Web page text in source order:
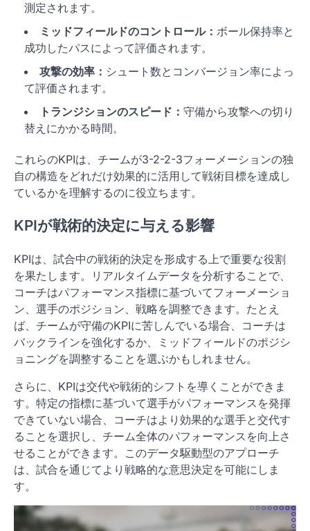
測定されます。
ミッドフィールドのコントロール： ボール保持率と
成功したパスによって評価されます。
攻撃の効率： シュート数とコンバージョン率によっ
て評価されます。
トランジションのスピード： 守備から攻撃への切り
替えにかかる時間。
これらのKPIは、チームが3-2-2-3フォーメーションの独
自の構造をどれだけ効果的に活用して戦術目標を達成し
ているかを理解するのに役立ちます。
KPIが戦術的決定に与える影響
KPIは、試合中の戦術的決定を形成する上で重要な役割
を果たします。リアルタイムデータを分析することで、
コーチはパフォーマンス指標に基づいてフォーメーショ
ン、選手のポジション、戦略を調整できます。たとえ
ば、チームが守備のKPIに苦しんでいる場合、コーチは
バックラインを強化するか、ミッドフィールドのポジシ
ョニングを調整することを選ぶかもしれません。
さらに、KPIは交代や戦術的シフトを導くことができま
す。特定の指標に基づいて選手がパフォーマンスを発揮
できていない場合、コーチはより効果的な選手と交代す
ることを選択し、チーム全体のパフォーマンスを向上さ
せることができます。このデータ駆動型のアプローチ
は、試合を通じてより戦略的な意思決定を可能にしま
す。